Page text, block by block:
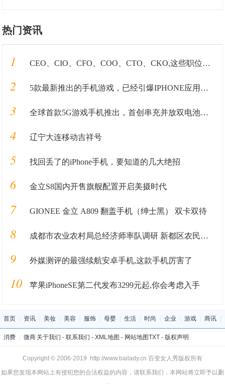
热门资讯
1 CEO、CIO、CFO、COO、CTO、CKO,这些职位都是在做什么的？
2 5款最新推出的手机游戏，已经引爆IPHONE应用商店！
3 全球首款5G游戏手机推出，首创串充并放双电池系统，38分钟充满电
4 辽宁大连移动吉祥号
5 找回丢了的iPhone手机，要知道的几大绝招
6 金立S8国内开售旗舰配置开启美摄时代
7 GIONEE 金立 A809 翻盖手机（绅士黑） 双卡双待
8 成都市农业农村局总经济师率队调研 新都区农民增收工作
9 外媒测评的最强续航安卓手机,这款手机厉害了
10 苹果iPhoneSE第二代发布3299元起,你会考虑入手
首页 资讯 美妆 美容 服饰 母婴 生活 时尚 企业 游戏 商讯
消费 微商 关于我们 - 联系我们 - XML地图 - 网站地图TXT- 版权声明
Copyright © 2006-2019 http://www.bailady.cn 百变女人秀版权所有
如果您发现本网站上有侵犯您的合法权益的内容，请联系我们，本网站将立即予以删